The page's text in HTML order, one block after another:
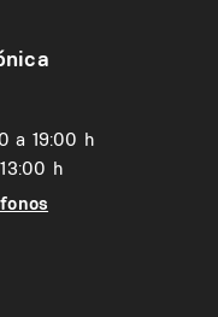
a 19:00 h
h